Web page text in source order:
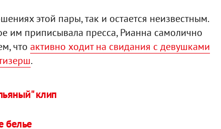
этой пары, так и остается неизвестным.
им приписывала пресса, Рианна самолично
что активно ходит на свидания с девушками
.
клип
белье